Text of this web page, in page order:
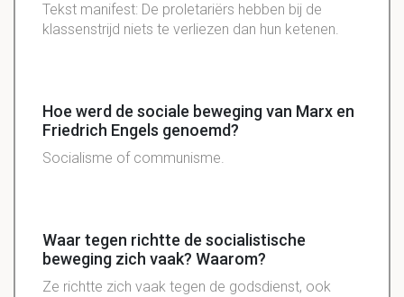
Tekst manifest: De proletariërs hebben bij de
klassenstrijd niets te verliezen dan hun ketenen.
Hoe werd de sociale beweging van Marx en
Friedrich Engels genoemd?
Socialisme of communisme.
Waar tegen richtte de socialistische
beweging zich vaak? Waarom?
Ze richtte zich vaak tegen de godsdienst, ook